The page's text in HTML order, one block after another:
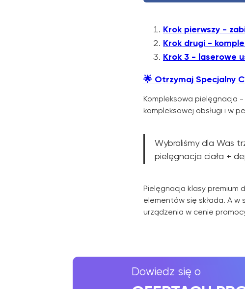
Krok pierwszy -
Krok drugi -
Krok 3 - laserowe
🌟 Otrzymaj Specjalny
Kompleksowa pielęgnacja
kompleksowej obsługi i w
Wybraliśmy dla Was
pielęgnacja ciała +
Pielęgnacja klasy premium
elementów się składa. A
urządzenia w cenie
Dowiedz się o
OFERTACH